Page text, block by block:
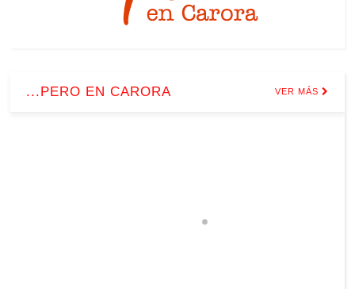
...PERO EN CARORA VER MÁS